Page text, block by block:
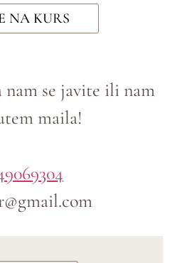
NA KURS
se javite ili nam
maila!